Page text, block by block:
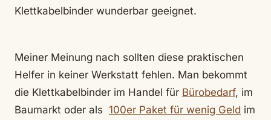
Klettkabelbinder wunderbar geeignet.
Meiner Meinung nach sollten diese praktischen
Helfer in keiner Werkstatt fehlen. Man bekommt
die Klettkabelbinder im Handel für Bürobedarf, im
Baumarkt oder als 100er Paket für wenig Geld im